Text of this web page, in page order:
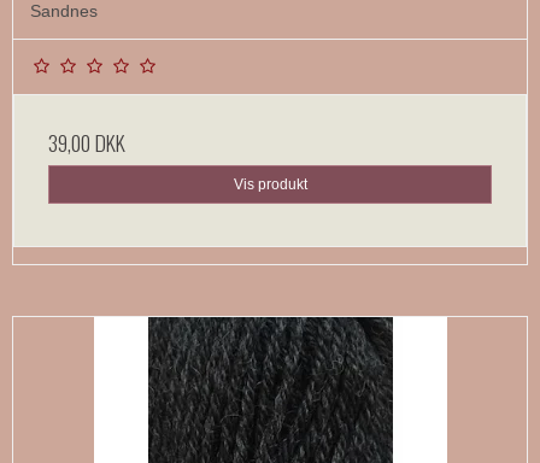
Sandnes
39,00 DKK
Vis produkt